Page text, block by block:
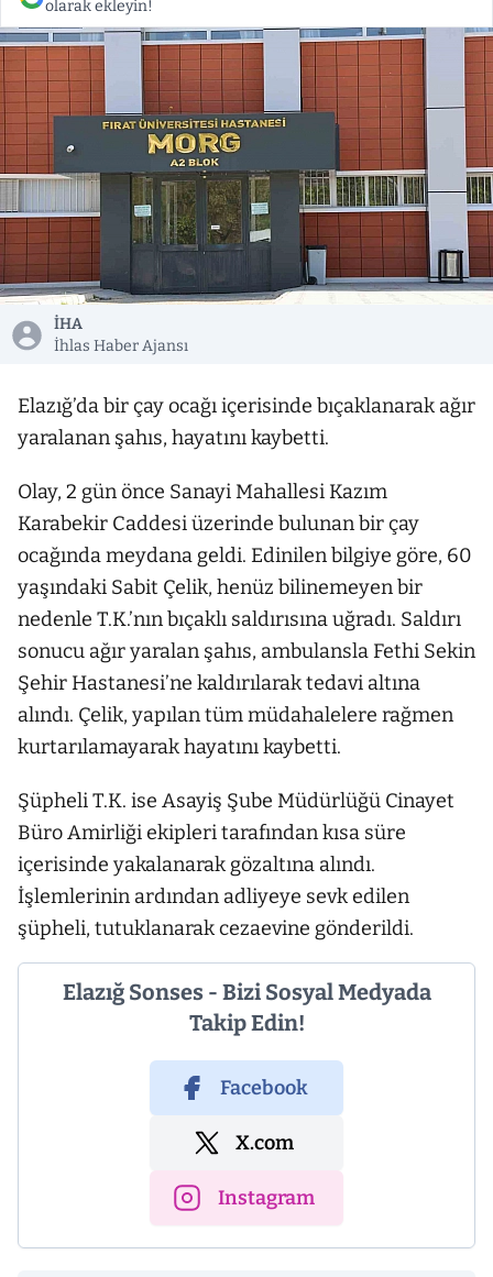
olarak ekleyin!
İHA
İhlas Haber Ajansı
Elazığ’da bir çay ocağı içerisinde bıçaklanarak ağır
yaralanan şahıs, hayatını kaybetti.
Olay, 2 gün önce Sanayi Mahallesi Kazım
Karabekir Caddesi üzerinde bulunan bir çay
ocağında meydana geldi. Edinilen bilgiye göre, 60
yaşındaki Sabit Çelik, henüz bilinemeyen bir
nedenle T.K.’nın bıçaklı saldırısına uğradı. Saldırı
sonucu ağır yaralan şahıs, ambulansla Fethi Sekin
Şehir Hastanesi’ne kaldırılarak tedavi altına
alındı. Çelik, yapılan tüm müdahalelere rağmen
kurtarılamayarak hayatını kaybetti.
Şüpheli T.K. ise Asayiş Şube Müdürlüğü Cinayet
Büro Amirliği ekipleri tarafından kısa süre
içerisinde yakalanarak gözaltına alındı.
İşlemlerinin ardından adliyeye sevk edilen
şüpheli, tutuklanarak cezaevine gönderildi.
Elazığ Sonses - Bizi Sosyal Medyada
Takip Edin!
Facebook
X.com
Instagram